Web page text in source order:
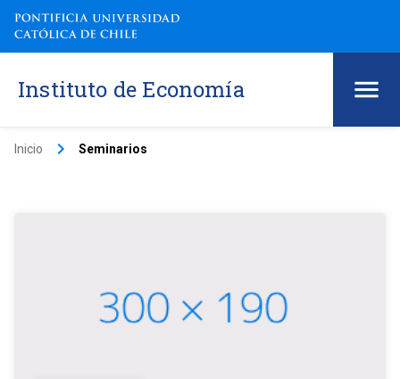
Instituto de Economía
Inicio keyboard_arrow_right Seminarios